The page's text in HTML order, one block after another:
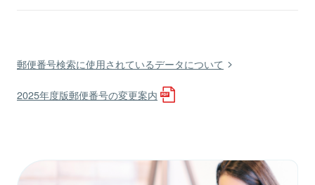
郵便番号検索に使用されているデータについて
2025年度版郵便番号の変更案内